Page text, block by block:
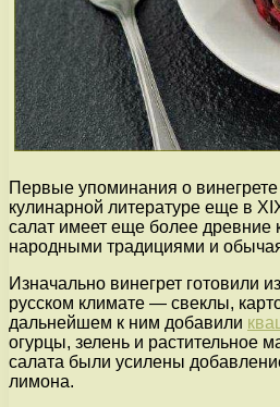
Первые упоминания о винегрете
кулинарной литературе еще в
салат имеет еще более древние
народными традициями и
Изначально винегрет готовили
русском климате — свеклы,
дальнейшем к ним добавили
огурцы, зелень и растительное
салата были усилены
лимона.